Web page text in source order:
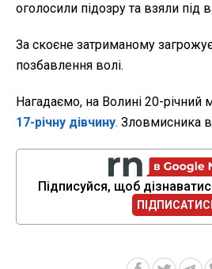
оголосили підозру та взяли під
За скоєне затриманому
позбавлення волі.
Нагадаємо, на Волині 20-річний
17-річну дівчину. Зловмисника
Підписуйся, щоб